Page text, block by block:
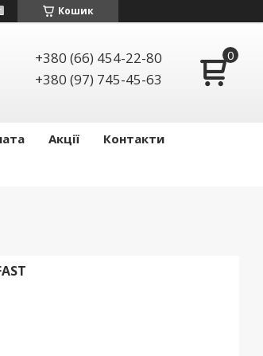
Кошик
+380 (66) 454-22-80
+380 (97) 745-45-63
Акції
Контакти